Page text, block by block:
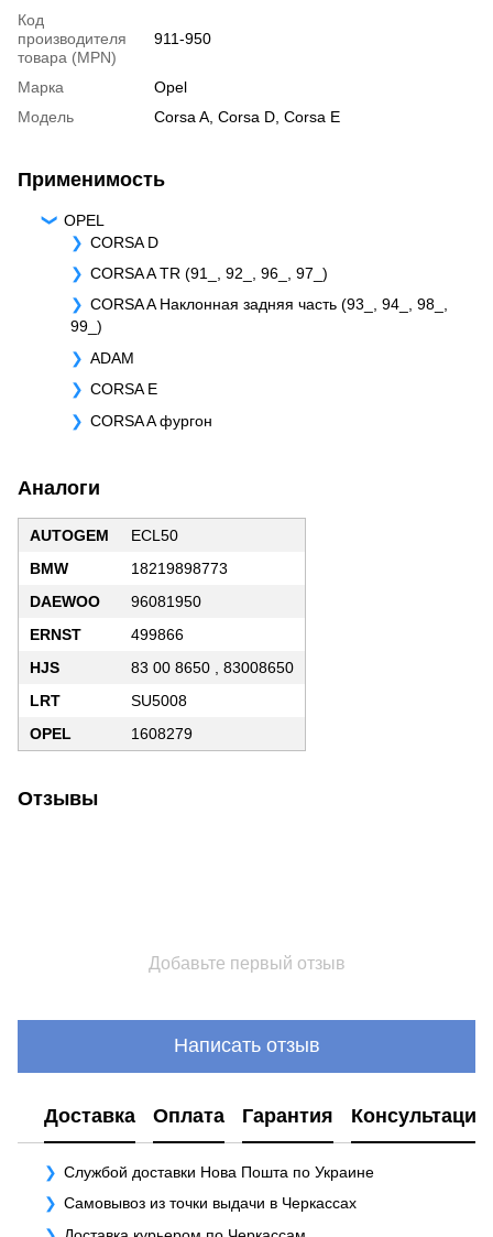
Код
производителя
товара (MPN)
911-950
Марка
Opel
Модель
Corsa A Corsa D Corsa E
Применимость
OPEL
CORSA D
CORSA A TR (91_, 92_, 96_, 97_)
CORSA A Наклонная задняя часть (93_, 94_, 98_,
99_)
ADAM
CORSA E
CORSA A фургон
Аналоги
AUTOGEM
ECL50
BMW
18219898773
DAEWOO
96081950
ERNST
499866
HJS
83 00 8650 , 83008650
LRT
SU5008
OPEL
1608279
Отзывы
Добавьте первый отзыв
Написать отзыв
Доставка Оплата Гарантия Консультация
Службой доставки Нова Пошта по Украине
Самовывоз из точки выдачи в Черкассах